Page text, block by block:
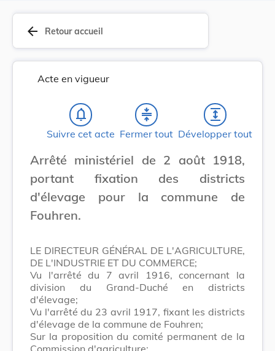
arrow_back Retour accueil
Acte en vigueur
notifications_none
Suivre cet acte
compress
Fermer tout
expand
Développer tout
Arrêté ministériel de 2 août 1918,
portant fixation des districts
d'élevage pour la commune de
Fouhren.
LE DIRECTEUR GÉNÉRAL DE L'AGRICULTURE,
DE L'INDUSTRIE ET DU COMMERCE;
Vu l'arrêté du 7 avril 1916, concernant la
division du Grand-Duché en districts
d'élevage;
Vu l'arrêté du 23 avril 1917, fixant les districts
d'élevage de la commune de Fouhren;
Sur la proposition du comité permanent de la
Commission d'agriculture;